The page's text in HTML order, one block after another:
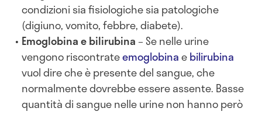
condizioni sia fisiologiche sia patologiche
(digiuno, vomito, febbre, diabete).
Emoglobina e bilirubina – Se nelle urine
vengono riscontrateemoglobinaebilirubina
vuol dire che è presente del sangue, che
normalmente dovrebbe essere assente. Basse
quantità di sangue nelle urine non hanno però